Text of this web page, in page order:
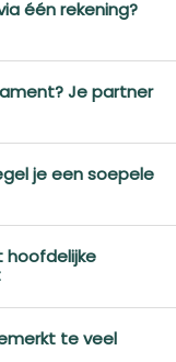
één rekening?
Je partner
je een soepele
hoofdelijke
te veel